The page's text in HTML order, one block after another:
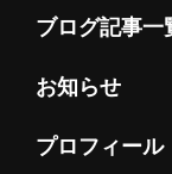
ブログ記事一
お知らせ
プロフィール